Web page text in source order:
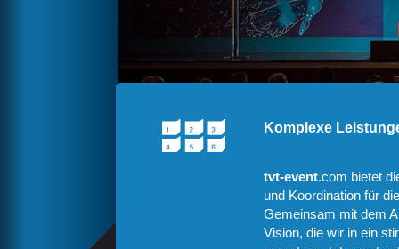
Komplexe
tvt-event.com bietet
und Koordination für
Gemeinsam mit dem
Vision, die wir in ein